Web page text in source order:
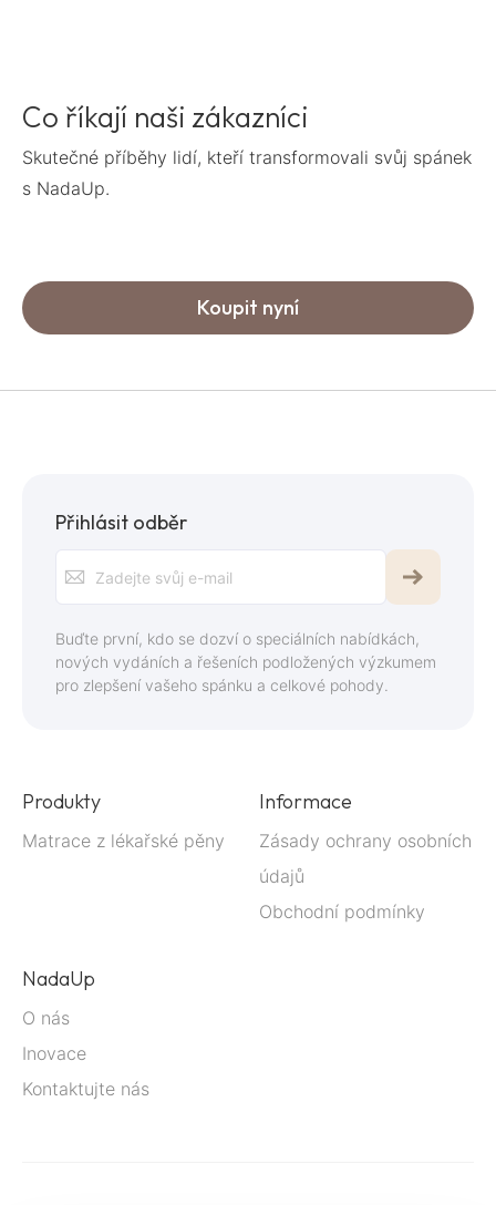
Co říkají naši zákazníci
Skutečné příběhy lidí, kteří transformovali svůj spánek
s NadaUp.
Koupit nyní
Přihlásit odběr
odběru
zpravodaje:
Buďte první, kdo se dozví o speciálních nabídkách,
nových vydáních a řešeních podložených výzkumem
pro zlepšení vašeho spánku a celkové pohody.
Produkty
Matrace z lékařské pěny
Informace
Zásady ochrany osobních
údajů
Obchodní podmínky
NadaUp
O nás
Inovace
Kontaktujte nás